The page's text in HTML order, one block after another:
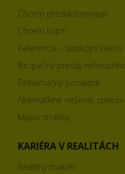
Chcem predať/prenajať
Chcem kúpiť
Referencie - spokojní klienti
Bezpečný predaj
Reklamačný poriadok
Alternatívne riešenie sporov
Mapa stránky
KARIÉRA V REALITÁCH
Realitný maklér